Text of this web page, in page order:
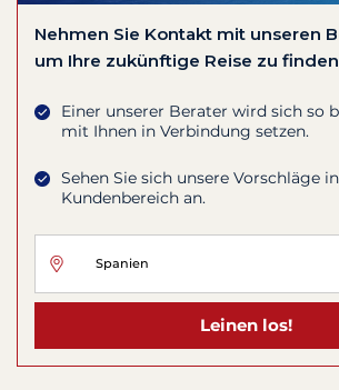
Nehmen Sie Kontakt mit unseren
um Ihre zukünftige Reise zu finden
Einer unserer Berater wird sich so
mit Ihnen in Verbindung setzen.
Sehen Sie sich unsere Vorschläge
Kundenbereich an.
Leinen los!